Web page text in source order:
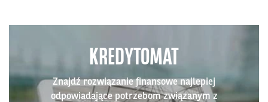
KREDYTOMAT
Znajdź rozwiązanie finansowe najlepiej
odpowiadające potrzebom związanym z